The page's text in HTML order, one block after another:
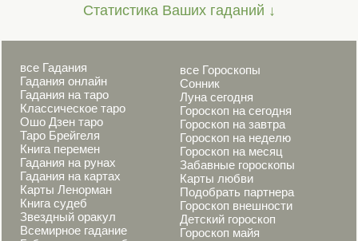
Статистика Ваших гаданий ↓
все Гадания
Гадания онлайн
Гадания на таро
Классическое таро
Ошо Дзен таро
Таро Брейгеля
Книга перемен
Гадания на рунах
Гадания на картах
Карты Ленорман
Книга судеб
Звездный оракул
Всемирное гадание
все Гороскопы
Сонник
Луна сегодня
Гороскоп на сегодня
Гороскоп на завтра
Гороскоп на неделю
Гороскоп на месяц
Забавные гороскопы
Карты любви
Подобрать партнера
Гороскоп внешности
Детский гороскоп
Гороскоп майя